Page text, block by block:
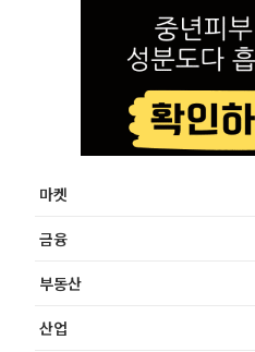
마켓
금융
부동산
산업